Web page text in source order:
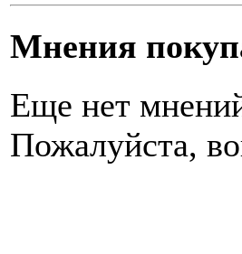
Мнения
Еще нет
Пожалуйста,